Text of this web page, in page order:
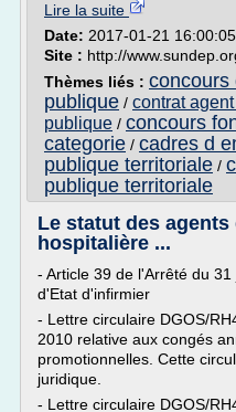
Lire la suite
Date: 2017-01-21 16:00:05
Site : http://
Thèmes liés : concours
publique / contrat
publique / concours
categorie / cadres d
publique territoriale /
publique territoriale
Le statut des
hospitalière ...
- Article 39 de l'Arrêté du
d'Etat d'infirmier
- Lettre circulaire DGOS/
2010 relative aux congés
promotionnelles. Cette
juridique.
- Lettre circulaire DGOS/